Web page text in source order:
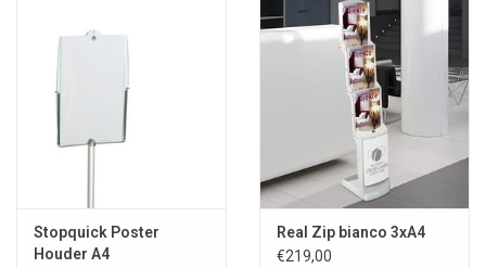
Stopquick Poster
Houder A4
Real Zip bianco 3xA4
€219,00